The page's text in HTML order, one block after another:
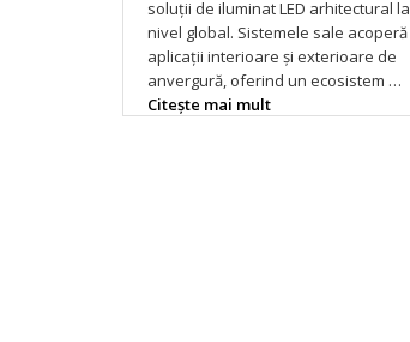
soluții de iluminat LED arhitectural la
nivel global. Sistemele sale acoperă
aplicații interioare și exterioare de
anvergură, oferind un ecosistem …
Citeşte mai mult